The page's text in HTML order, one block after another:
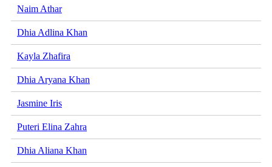
Naim Athar
Dhia Adlina Khan
Kayla Zhafira
Dhia Aryana Khan
Jasmine Iris
Puteri Elina Zahra
Dhia Aliana Khan